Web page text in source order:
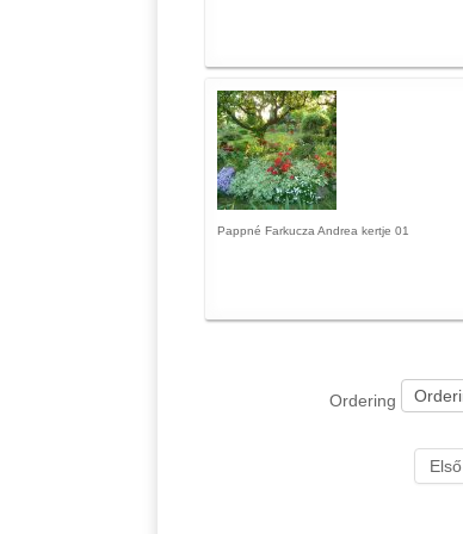
Pappné Farkucza Andrea kertje 01
Ordering
Első